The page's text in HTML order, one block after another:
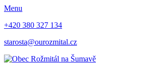
Menu
+420 380 327 134
starosta@ourozmital.cz